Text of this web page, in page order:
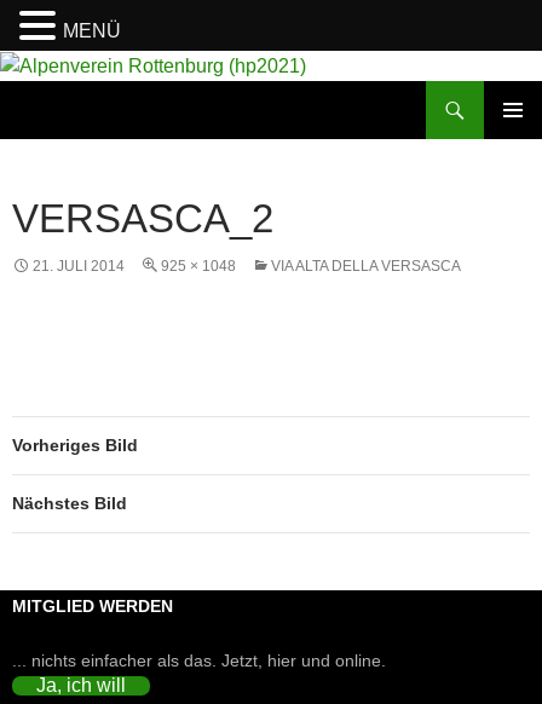
VERSASCA_2
21. JULI 2014 925 × 1048 VIA ALTA DELLA VERSASCA
Vorheriges Bild
Nächstes Bild
MITGLIED WERDEN
... nichts einfacher als das. Jetzt, hier und online.
Ja, ich will
MENÜ